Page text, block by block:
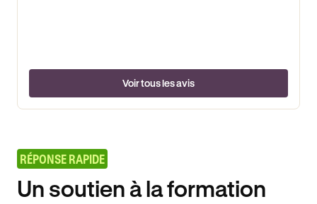
Voir tous les avis
RÉPONSE RAPIDE
Un soutien à la formation